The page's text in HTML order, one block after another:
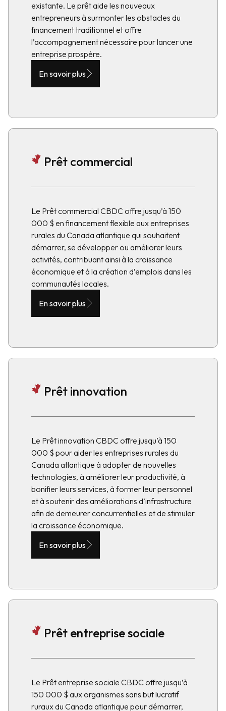
existante. Le prêt aide les nouveaux
entrepreneurs à surmonter les obstacles du
financement traditionnel et offre
l’accompagnement nécessaire pour lancer une
entreprise prospère.
En savoir plus
Prêt commercial
Le Prêt commercial CBDC offre jusqu’à 150
000 $ en financement flexible aux entreprises
rurales du Canada atlantique qui souhaitent
démarrer, se développer ou améliorer leurs
activités, contribuant ainsi à la croissance
économique et à la création d’emplois dans les
communautés locales.
En savoir plus
Prêt innovation
Le Prêt innovation CBDC offre jusqu’à 150
000 $ pour aider les entreprises rurales du
Canada atlantique à adopter de nouvelles
technologies, à améliorer leur productivité, à
bonifier leurs services, à former leur personnel
et à soutenir des améliorations d’infrastructure
afin de demeurer concurrentielles et de stimuler
la croissance économique.
En savoir plus
Prêt entreprise sociale
Le Prêt entreprise sociale CBDC offre jusqu’à
150 000 $ aux organismes sans but lucratif
ruraux du Canada atlantique pour démarrer,